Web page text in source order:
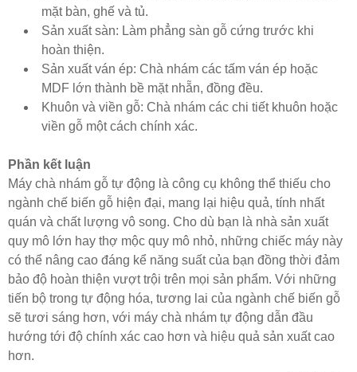
mặt bàn, ghế và tủ.
Sản xuất sàn: Làm phẳng sàn gỗ cứng trước khi
hoàn thiện.
Sản xuất ván ép: Chà nhám các tấm ván ép hoặc
MDF lớn thành bề mặt nhẵn, đồng đều.
Khuôn và viền gỗ: Chà nhám các chi tiết khuôn hoặc
viền gỗ một cách chính xác.
Phần kết luận
Máy chà nhám gỗ tự động là công cụ không thể thiếu cho
ngành chế biến gỗ hiện đại, mang lại hiệu quả, tính nhất
quán và chất lượng vô song. Cho dù bạn là nhà sản xuất
quy mô lớn hay thợ mộc quy mô nhỏ, những chiếc máy này
có thể nâng cao đáng kể năng suất của bạn đồng thời đảm
bảo độ hoàn thiện vượt trội trên mọi sản phẩm. Với những
tiến bộ trong tự động hóa, tương lai của ngành chế biến gỗ
sẽ tươi sáng hơn, với máy chà nhám tự động dẫn đầu
hướng tới độ chính xác cao hơn và hiệu quả sản xuất cao
hơn.